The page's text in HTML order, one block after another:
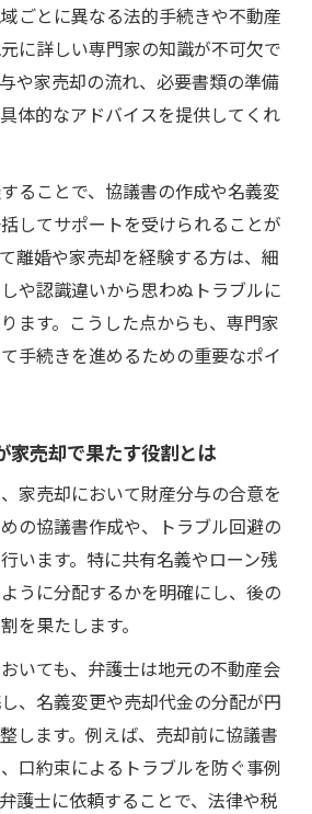
ごとに異なる法的手続きや不動産
に詳しい専門家の知識が不可欠で
や家売却の流れ、必要書類の準備
体的なアドバイスを提供してくれ
ることで、協議書の作成や名義変
してサポートを受けられることが
離婚や家売却を経験する方は、細
や認識違いから思わぬトラブルに
ます。こうした点からも、専門家
手続きを進めるための重要なポイ
家売却で果たす役割とは
家売却において財産分与の合意を
の協議書作成や、トラブル回避の
います。特に共有名義やローン残
うに分配するかを明確にし、後の
を果たします。
いても、弁護士は地元の不動産会
、名義変更や売却代金の分配が円
します。例えば、売却前に協議書
口約束によるトラブルを防ぐ事例
護士に依頼することで、法律や税